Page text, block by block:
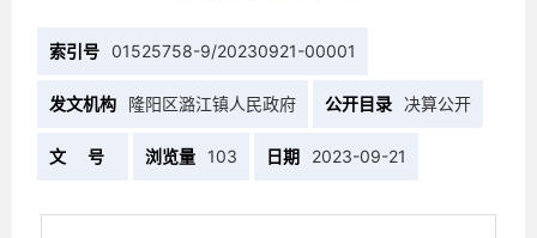
索引号 01525758-9/20230921-00001
发文机构 隆阳区潞江镇人民政府 公开目录 决算公开
文 号 浏览量 103 日期 2023-09-21